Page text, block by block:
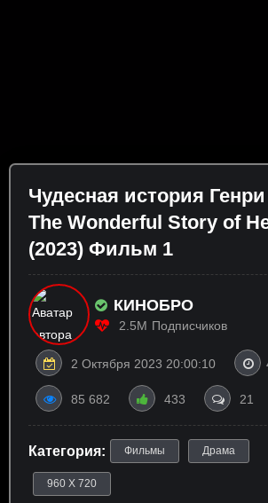
Чудесная история
The Wonderful Story of
(2023) Фильм 1
КИНОБРО
2.5M Подписчиков
2 Октября 2023 20:00:10
85 682 433 21
Категория: Фильмы Драма
960 X 720